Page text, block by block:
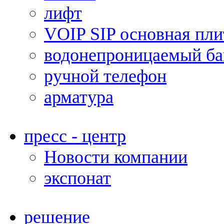
лифт
VOIP SIP основная
водонепроницаемый
ручной телефон
арматура
пресс - центр
Новости компании
экспонат
решение